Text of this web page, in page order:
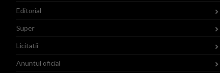
Editorial
Super
Licitatii
Anuntul oficial